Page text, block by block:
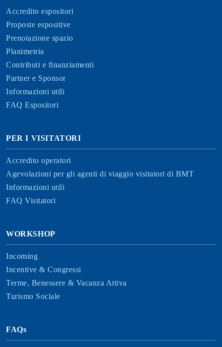
Accredito espositori
Proposte espositive
Prenotazione spazio
Planimetria
Contributi e finanziamenti
Partner e Sponsor
Informazioni utili
FAQ Espositori
PER I VISITATORI
Accredito operatori
Agevolazioni per gli agenti di viaggio visitatori di BMT
Informazioni utili
FAQ Visitatori
WORKSHOP
Incoming
Incentive & Congressi
Terme, Benessere & Vacanza Attiva
Turismo Sociale
FAQs